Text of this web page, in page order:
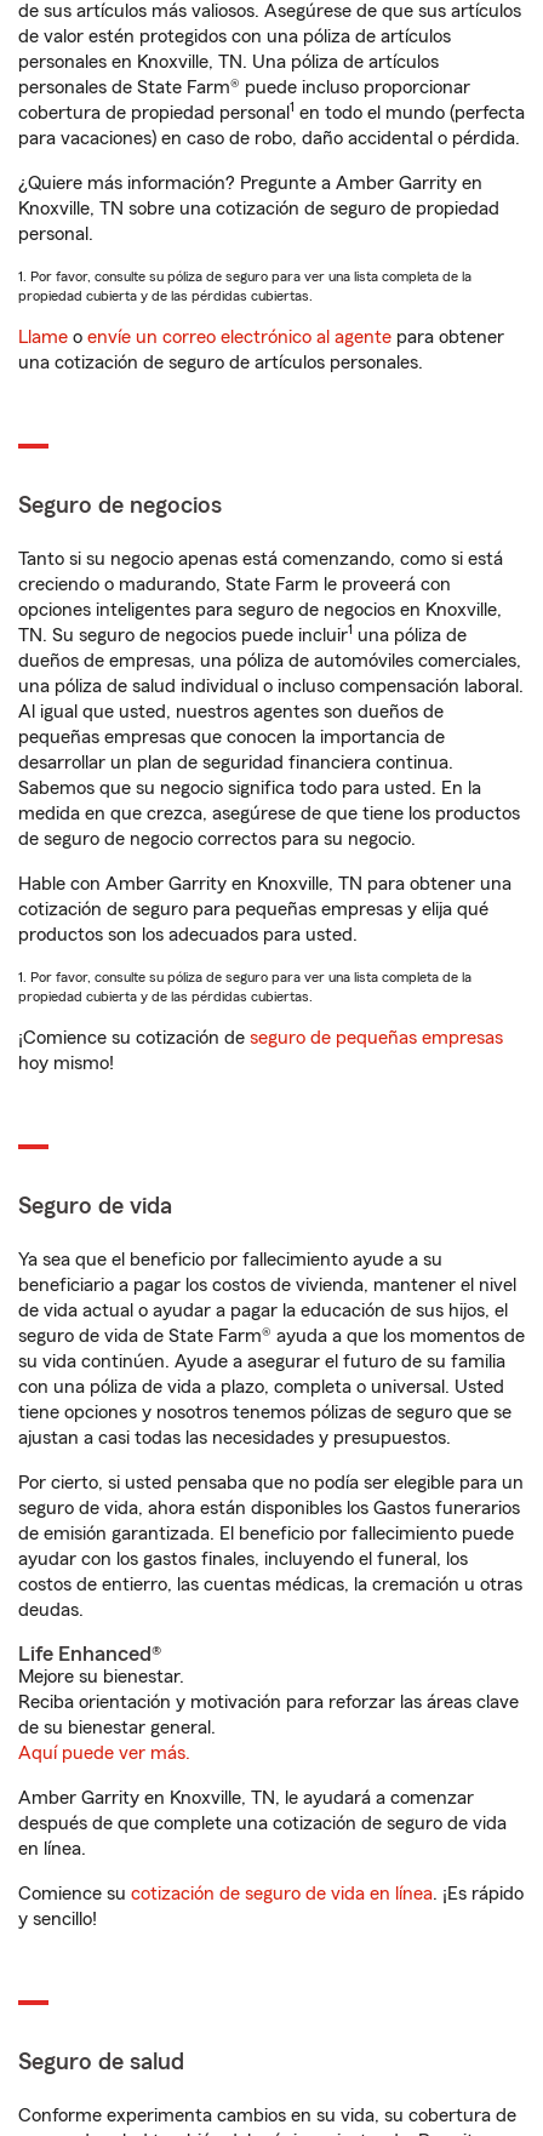
de sus artículos más valiosos. Asegúrese de que sus artículos
de valor estén protegidos con una póliza de artículos
personales en Knoxville, TN. Una póliza de artículos
personales de State Farm® puede incluso proporcionar
cobertura de propiedad personal 1 en todo el mundo (perfecta
para vacaciones) en caso de robo, daño accidental o pérdida.
¿Quiere más información? Pregunte a Amber Garrity en
Knoxville, TN sobre una cotización de seguro de propiedad
personal.
1. Por favor, consulte su póliza de seguro para ver una lista completa de la
propiedad cubierta y de las pérdidas cubiertas.
Llame o envíe un correo electrónico al agente para obtener
una cotización de seguro de artículos personales.
Seguro de negocios
Tanto si su negocio apenas está comenzando, como si está
creciendo o madurando, State Farm le proveerá con
opciones inteligentes para seguro de negocios en Knoxville,
TN. Su seguro de negocios puede incluir1 una póliza de
dueños de empresas, una póliza de automóviles comerciales,
una póliza de salud individual o incluso compensación laboral.
Al igual que usted, nuestros agentes son dueños de
pequeñas empresas que conocen la importancia de
desarrollar un plan de seguridad financiera continua.
Sabemos que su negocio significa todo para usted. En la
medida en que crezca, asegúrese de que tiene los productos
de seguro de negocio correctos para su negocio.
Hable con Amber Garrity en Knoxville, TN para obtener una
cotización de seguro para pequeñas empresas y elija qué
productos son los adecuados para usted.
1. Por favor, consulte su póliza de seguro para ver una lista completa de la
propiedad cubierta y de las pérdidas cubiertas.
¡Comience su cotización de seguro de pequeñas empresas
hoy mismo!
Seguro de vida
Ya sea que el beneficio por fallecimiento ayude a su
beneficiario a pagar los costos de vivienda, mantener el nivel
de vida actual o ayudar a pagar la educación de sus hijos, el
seguro de vida de State Farm® ayuda a que los momentos de
su vida continúen. Ayude a asegurar el futuro de su familia
con una póliza de vida a plazo, completa o universal. Usted
tiene opciones y nosotros tenemos pólizas de seguro que se
ajustan a casi todas las necesidades y presupuestos.
Por cierto, si usted pensaba que no podía ser elegible para un
seguro de vida, ahora están disponibles los Gastos funerarios
de emisión garantizada. El beneficio por fallecimiento puede
ayudar con los gastos finales, incluyendo el funeral, los
costos de entierro, las cuentas médicas, la cremación u otras
deudas.
Life Enhanced®
Mejore su bienestar.
Reciba orientación y motivación para reforzar las áreas clave
de su bienestar general.
Aquí puede ver más.
Amber Garrity en Knoxville, TN, le ayudará a comenzar
después de que complete una cotización de seguro de vida
en línea.
Comience su cotización de seguro de vida en línea. ¡Es rápido
y sencillo!
Seguro de salud
Conforme experimenta cambios en su vida, su cobertura de